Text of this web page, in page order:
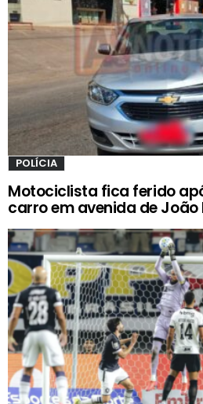
POLÍCIA
Motociclista fica ferido
carro em avenida de João